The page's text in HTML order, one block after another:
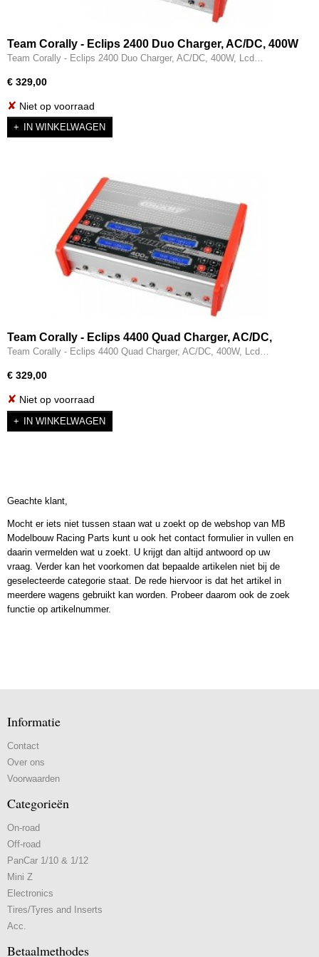
Team Corally - Eclips 2400 Duo Charger, AC/DC, 400W
C-48491
Team Corally - Eclips 2400 Duo Charger, AC/DC, 400W, Lcd…
€ 329,00
✘ Niet op voorraad
IN WINKELWAGEN
Team Corally - Eclips 4400 Quad Charger, AC/DC,
400W C-48493
Team Corally - Eclips 4400 Quad Charger, AC/DC, 400W, Lcd…
€ 329,00
✘ Niet op voorraad
IN WINKELWAGEN
Geachte klant,
Mocht er iets niet tussen staan wat u zoekt op de webshop van MB
Modelbouw Racing Parts kunt u ook het contact formulier in vullen en
daarin vermelden wat u zoekt. U krijgt dan altijd antwoord op uw
vraag. Verder kan het voorkomen dat bepaalde artikelen niet bij de
geselecteerde categorie staat. De rede hiervoor is dat het artikel in
meerdere wagens gebruikt kan worden. Probeer daarom ook de zoek
functie op artikelnummer.
Informatie
Contact
Over ons
Voorwaarden
Categorieën
On-road
Off-road
PanCar 1/10 & 1/12
Mini Z
Electronics
Tires/Tyres and Inserts
Acc.
Betaalmethodes